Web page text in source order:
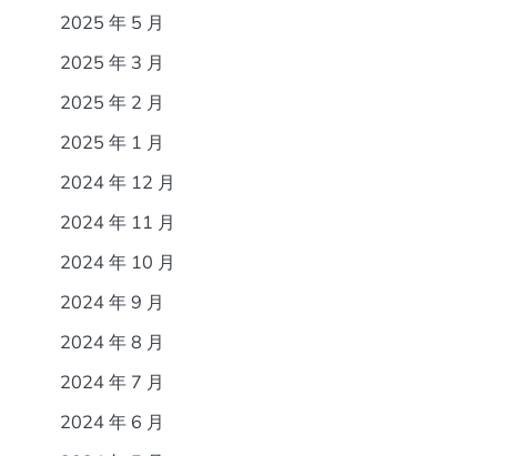
2025 年 5 月
2025 年 3 月
2025 年 2 月
2025 年 1 月
2024 年 12 月
2024 年 11 月
2024 年 10 月
2024 年 9 月
2024 年 8 月
2024 年 7 月
2024 年 6 月